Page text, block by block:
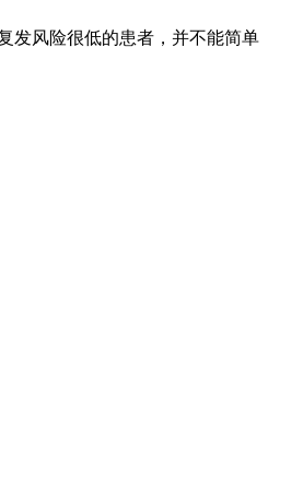
发风险很低的患者，并不能简单